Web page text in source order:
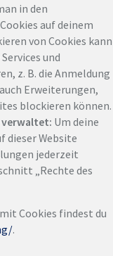
in den
auf deinem
von Cookies kann
und
z. B. die Anmeldung
Erweiterungen,
blockieren können.
verwaltet: Um deine
dieser Website
jederzeit
„Rechte des
Cookies findest du
.